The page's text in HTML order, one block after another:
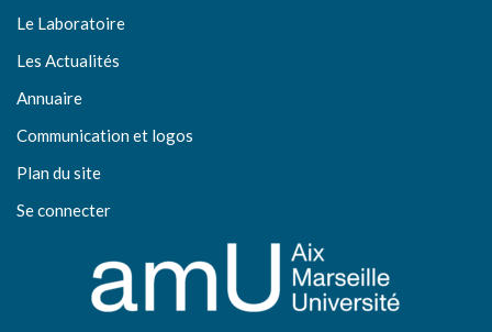
Le Laboratoire
Les Actualités
Annuaire
Communication et logos
Plan du site
Se connecter